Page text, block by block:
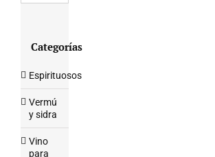
Categorías
Espirituosos
Vermú
y sidra
Vino
para